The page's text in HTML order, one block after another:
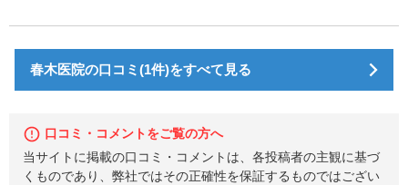
春木医院の口コミ(1件)をすべて見る
口コミ・コメントをご覧の方へ
当サイトに掲載の口コミ・コメントは、各投稿者の主観に基づ
くものであり、弊社ではその正確性を保証するものではござい